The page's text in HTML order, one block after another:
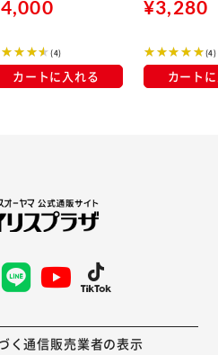
りパッド 消臭抗菌プ
(4)
カートに入れる
とりパッド 消
¥3,280
(4)
カート
く通信販売業者の表示